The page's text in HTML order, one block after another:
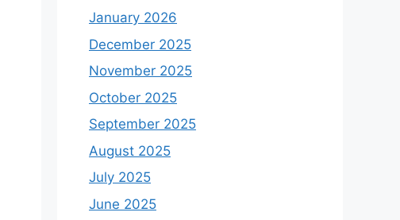
January 2026
December 2025
November 2025
October 2025
September 2025
August 2025
July 2025
June 2025